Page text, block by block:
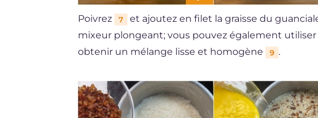
Poivrez 7 et ajoutez en filet la graisse du
mixeur plongeant; vous pouvez également
obtenir un mélange lisse et homogène
9 .